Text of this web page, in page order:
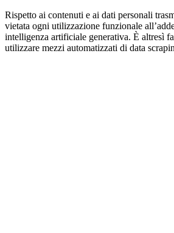
Rispetto ai contenuti e ai dati personali
vietata ogni utilizzazione funzionale
intelligenza artificiale generativa. È altresì
utilizzare mezzi automatizzati di data